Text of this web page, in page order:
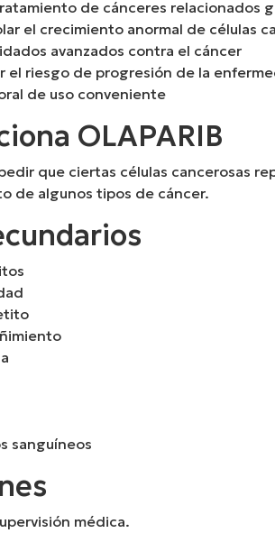
de cánceres relacionados
el crecimiento anormal de células
avanzados contra el cáncer
el riesgo de progresión de la
de uso conveniente
OLAPARIB
que ciertas células cancerosas
de algunos tipos de cáncer.
sanguíneos
médica.